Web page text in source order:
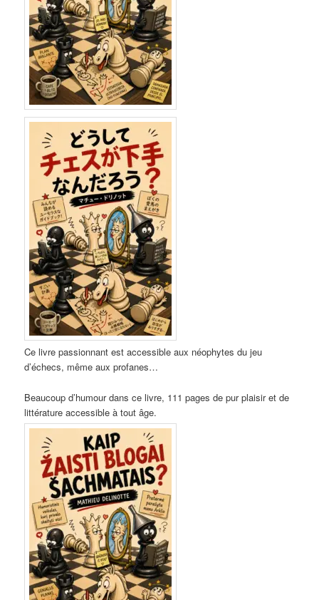
Ce livre passionnant est accessible aux néophytes du jeu
d’échecs, même aux profanes…
Beaucoup d’humour dans ce livre, 111 pages de pur plaisir et de
littérature accessible à tout âge.